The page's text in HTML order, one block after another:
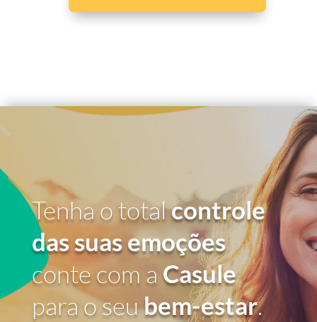
Tenha o totalcontrole
das suas emoções
conte com a Casule
para o seubem-estar.